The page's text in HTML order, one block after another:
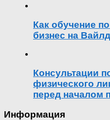
Как обучение
бизнес на
Консультации
физического
перед началом
Информация